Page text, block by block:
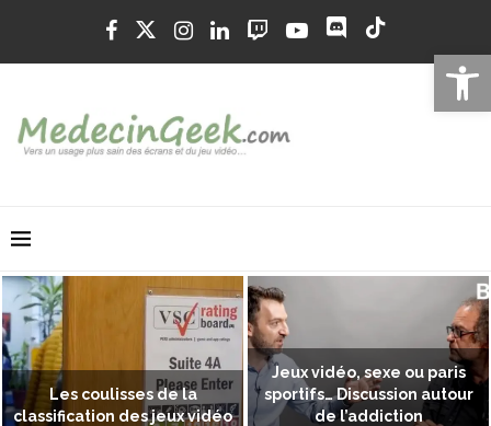
Ouvrir
Les coulisses de la
classification des jeux vidéo
Jeux vidéo, sexe ou paris
sportifs… Discussion autour
de l’addiction